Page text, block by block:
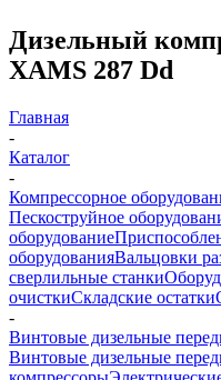
Дизельный
XAMS 287 Dd
Главная
-
Каталог
-
Компрессорное
Пескоструйное
оборудование
оборудованияВальцовки
сверлильные станки
очисткиСкладские остатки
-
Винтовые дизельные
Винтовые дизельные